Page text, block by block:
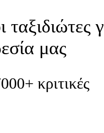
ταξιδιώτες
μας
κριτικές